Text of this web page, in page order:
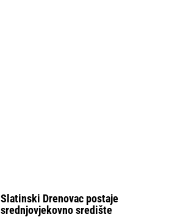
Slatinski Drenovac postaje
srednjovjekovno središte